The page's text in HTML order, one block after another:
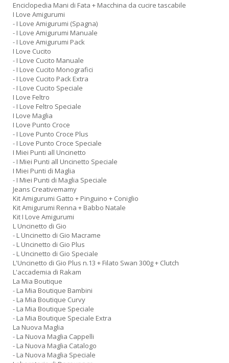
Enciclopedia Mani di Fata + Macchina da cucire tascabile
I Love Amigurumi
- I Love Amigurumi (Spagna)
- I Love Amigurumi Manuale
- I Love Amigurumi Pack
I Love Cucito
- I Love Cucito Manuale
- I Love Cucito Monografici
- I Love Cucito Pack Extra
- I Love Cucito Speciale
I Love Feltro
- I Love Feltro Speciale
I Love Maglia
I Love Punto Croce
- I Love Punto Croce Plus
- I Love Punto Croce Speciale
I Miei Punti all Uncinetto
- I Miei Punti all Uncinetto Speciale
I Miei Punti di Maglia
- I Miei Punti di Maglia Speciale
Jeans Creativemamy
Kit Amigurumi Gatto + Pinguino + Coniglio
Kit Amigurumi Renna + Babbo Natale
Kit I Love Amigurumi
L Uncinetto di Gio
- L Uncinetto di Gio Macrame
- L Uncinetto di Gio Plus
- L Uncinetto di Gio Speciale
L'Uncinetto di Gio Plus n.13 + Filato Swan 300g + Clutch
L'accademia di Rakam
La Mia Boutique
- La Mia Boutique Bambini
- La Mia Boutique Curvy
- La Mia Boutique Speciale
- La Mia Boutique Speciale Extra
La Nuova Maglia
- La Nuova Maglia Cappelli
- La Nuova Maglia Catalogo
- La Nuova Maglia Speciale